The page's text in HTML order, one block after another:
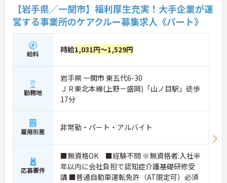
【岩手県／一関市】福利厚生充実！大手企業が運
営する事業所のケアクルー募集求人《パート》
給料 時給1,031円～1,529円
勤務地
岩手県 一関市 東五代6-30
ＪＲ東北本線(上野－盛岡)「山ノ目駅」徒歩
17分
雇用形態 非常勤・パート・アルバイト
応募要件
■無資格OK ■経験不問 ※無資格者:入社半
年以内に会社負担で認知症介護基礎研修受
講 ■普通自動車運転免許（AT限定可）必須